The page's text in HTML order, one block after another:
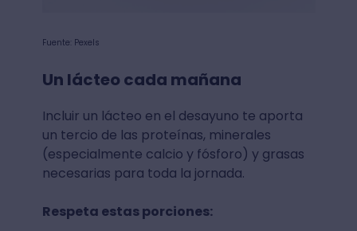
Fuente: Pexels
Un lácteo cada mañana
Incluir un lácteo en el desayuno te aporta
un tercio de las proteínas, minerales
(especialmente calcio y fósforo) y grasas
necesarias para toda la jornada.
Respeta estas porciones: